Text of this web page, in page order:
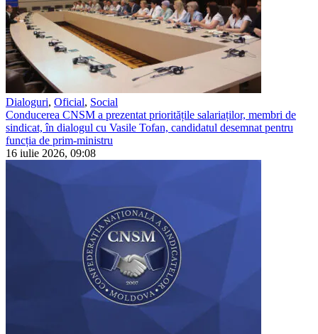
Dialoguri, Oficial, Social
Conducerea CNSM a prezentat prioritățile salariaților, membri de
sindicat, în dialogul cu Vasile Tofan, candidatul desemnat pentru
funcția de prim-ministru
16 iulie 2026, 09:08